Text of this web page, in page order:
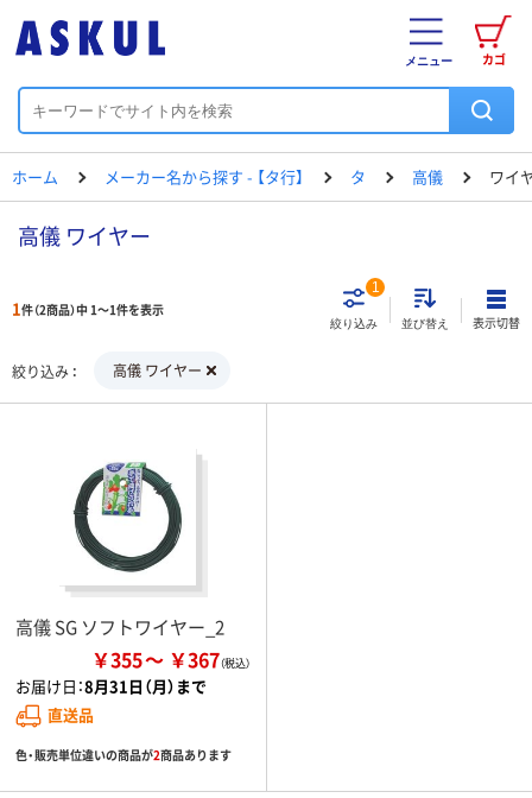
カゴ
メニュー
ホーム メーカー名から探す - 【タ行】 タ 高儀 ワイ
高儀 ワイヤー
1件（2商品）中 1～1件を表示
絞り込み
1
並び替え 表示切替
絞り込み 高儀 ワイヤー
高儀 SG ソフトワイヤー_2
￥355 ￥367
お届け日：8月31日（月）まで
直送品
色・販売単位違いの商品が2商品あります